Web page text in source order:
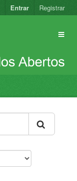
Entrar Registrar